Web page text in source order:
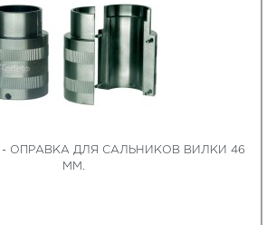
- ОПРАВКА ДЛЯ САЛЬНИКОВ ВИЛКИ 46
ММ.